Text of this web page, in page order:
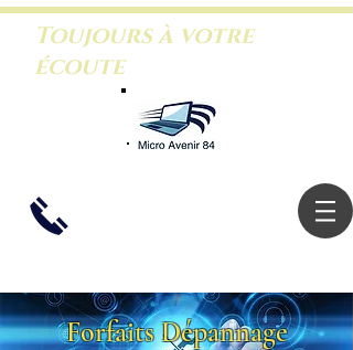
Toujours à votre
écoute
Forfaits Dépannage